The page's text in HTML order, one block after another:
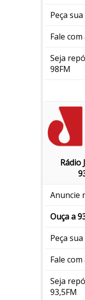
Peça
Fale com
Seja
98FM
Rádio
Anuncie
Ouça a
Peça
Fale com
Seja
93,5FM